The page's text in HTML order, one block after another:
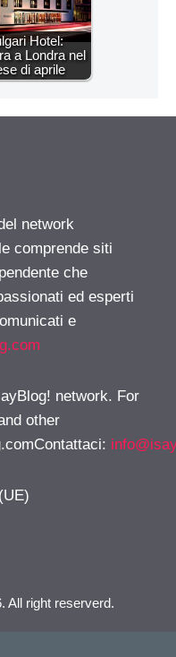
Hotel:
a Londra nel
di aprile
network
comprende siti
che
ed esperti
e
network. For
other
:
All right reserverd.